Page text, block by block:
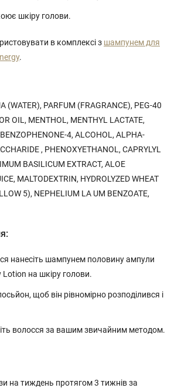
шкіру голови.
в комплексі з шампунем для
.
(WATER), PARFUM (FRAGRANCE), PEG-40
OIL, MENTHOL, MENTHYL LACTATE,
4, ALCOHOL, ALPHA-
, PHENOXYETHANOL, CAPRYLYL
BASILICUM EXTRACT, ALOE
MALTODEXTRIN, HYDROLYZED WHEAT
5), NEPHELIUM LA UM BENZOATE,
нанесіть шампунем половину ампули
Lotion на шкіру голови.
щоб він рівномірно розподілився і
волосся за вашим звичайним методом.
на тиждень протягом 3 тижнів за